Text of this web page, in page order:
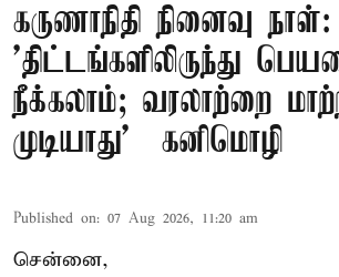
கருணாநிதி நினைவு நாள்:
'திட்டங்களிலிருந்து
நீக்கலாம்; வரலாற்றை
முடியாது' – கனிமொழி
Published on: 07 Aug 2026, 11:20 am
சென்னை,